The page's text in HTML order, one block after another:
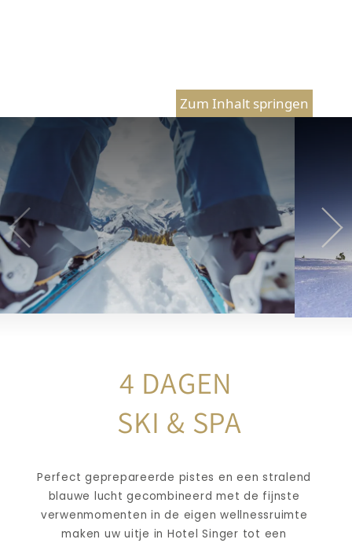
Zum Inhalt springen
4 DAGEN
SKI & SPA
Perfect geprepareerde pistes en een stralend
blauwe lucht gecombineerd met de fijnste
verwenmomenten in de eigen wellnessruimte
maken uw uitje in Hotel Singer tot een